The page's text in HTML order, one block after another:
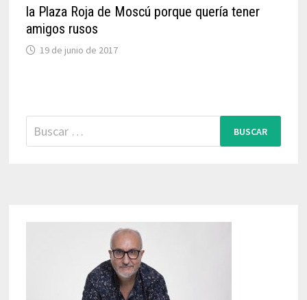
la Plaza Roja de Moscú porque quería tener
amigos rusos
19 de junio de 2017
Buscar: